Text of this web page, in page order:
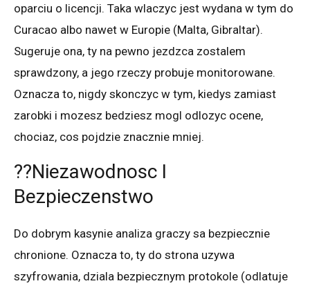
oparciu o licencji. Taka wlaczyc jest wydana w tym do
Curacao albo nawet w Europie (Malta, Gibraltar).
Sugeruje ona, ty na pewno jezdzca zostalem
sprawdzony, a jego rzeczy probuje monitorowane.
Oznacza to, nigdy skonczyc w tym, kiedys zamiast
zarobki i mozesz bedziesz mogl odlozyc ocene,
chociaz, cos pojdzie znacznie mniej.
??Niezawodnosc I
Bezpieczenstwo
Do dobrym kasynie analiza graczy sa bezpiecznie
chronione. Oznacza to, ty do strona uzywa
szyfrowania, dziala bezpiecznym protokole (odlatuje